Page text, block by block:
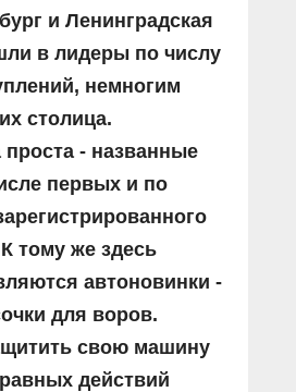
и Ленинградская
в лидеры по числу
немногим
столица.
- названные
первых и по
тому же здесь
автоновинки -
для воров.
свою машину
действий